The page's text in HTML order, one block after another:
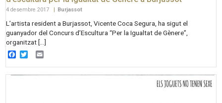
4 desembre 2017 | Burjassot
L’artista resident a Burjassot, Vicente Coca Segura, ha sigut el
guanyador del Concurs d’Escultura “Per la Igualtat de Gènere”,
organitzat […]
Facebook
Twitter